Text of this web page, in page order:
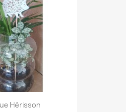
Hérisson